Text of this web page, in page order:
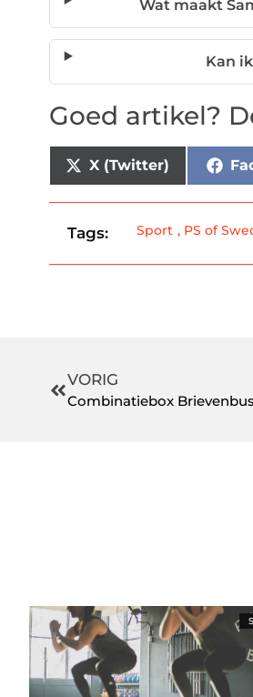
Wat maakt
Kan
Goed artikel?
X (Twitter)
Tags: Sport , PS of
VORIG
Combinatiebox